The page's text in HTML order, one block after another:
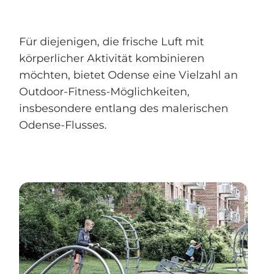
Für diejenigen, die frische Luft mit
körperlicher Aktivität kombinieren
möchten, bietet Odense eine Vielzahl an
Outdoor-Fitness-Möglichkeiten,
insbesondere entlang des malerischen
Odense-Flusses.